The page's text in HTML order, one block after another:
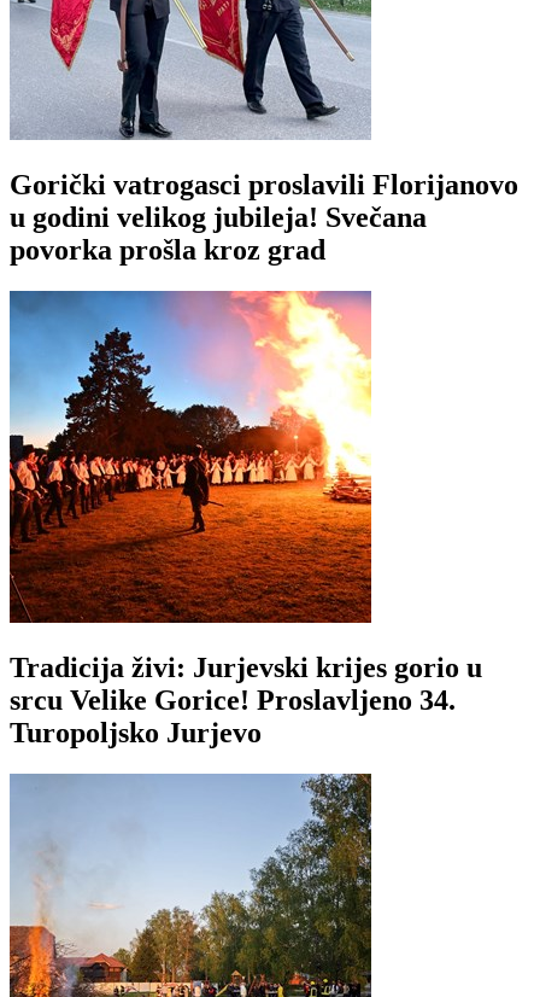
Gorički vatrogasci proslavili Florijanovo
u godini velikog jubileja! Svečana
povorka prošla kroz grad
Tradicija živi: Jurjevski krijes gorio u
srcu Velike Gorice! Proslavljeno 34.
Turopoljsko Jurjevo